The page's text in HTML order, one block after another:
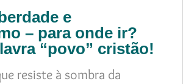
e
– para onde ir?
“povo” cristão!
resiste à sombra da